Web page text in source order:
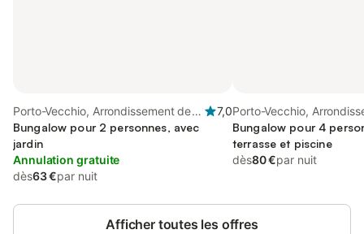
Porto-Vecchio, Arrondissement de
Sartène
7,0
Bungalow pour 2 personnes, avec
jardin
Annulation gratuite
dès63 €par nuit
Porto-Vecchio,
Sartène
Bungalow pour 4
terrasse et piscine
dès80 €par nuit
Afficher toutes les offres